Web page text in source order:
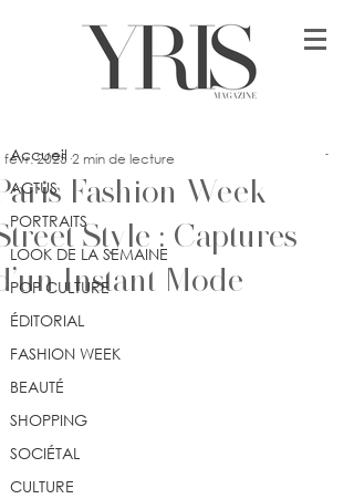
Accueil
ACTUS
PORTRAITS
LOOK DE LA SEMAINE
POP CULTURE
ÉDITORIAL
FASHION WEEK
BEAUTÉ
SHOPPING
SOCIÉTAL
CULTURE
Fashion Week –
Style : Captures
Instant Mode
févr. 2025 2 min de lecture